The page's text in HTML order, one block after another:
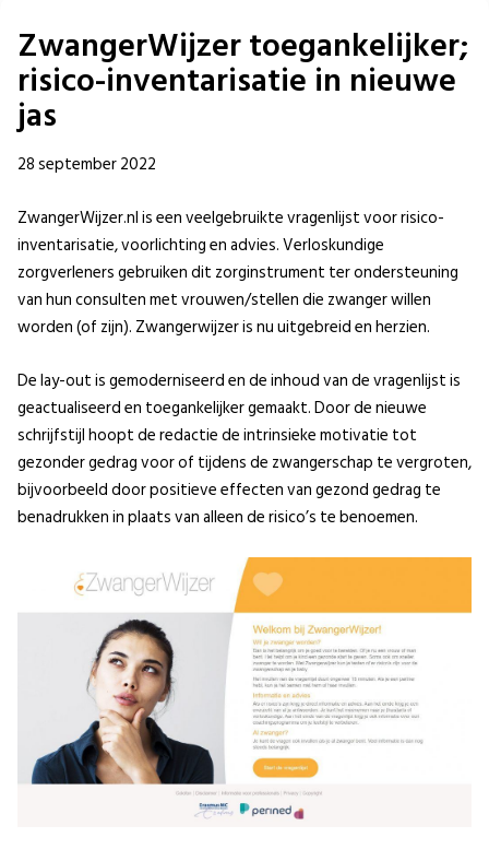
ZwangerWijzer toegankelijker;
risico-inventarisatie in nieuwe
jas
28 september 2022
ZwangerWijzer.nl is een veelgebruikte vragenlijst voor risico-
inventarisatie, voorlichting en advies. Verloskundige
zorgverleners gebruiken dit zorginstrument ter ondersteuning
van hun consulten met vrouwen/stellen die zwanger willen
worden (of zijn). Zwangerwijzer is nu uitgebreid en herzien.
De lay-out is gemoderniseerd en de inhoud van de vragenlijst is
geactualiseerd en toegankelijker gemaakt. Door de nieuwe
schrijfstijl hoopt de redactie de intrinsieke motivatie tot
gezonder gedrag voor of tijdens de zwangerschap te vergroten,
bijvoorbeeld door positieve effecten van gezond gedrag te
benadrukken in plaats van alleen de risico’s te benoemen.